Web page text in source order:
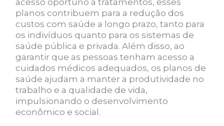
acesso oportuno a tratamentos, esses
planos contribuem para a redução dos
custos com saúde a longo prazo, tanto para
os indivíduos quanto para os sistemas de
saúde pública e privada. Além disso, ao
garantir que as pessoas tenham acesso a
cuidados médicos adequados, os planos de
saúde ajudam a manter a produtividade no
trabalho e a qualidade de vida,
impulsionando o desenvolvimento
econômico e social.